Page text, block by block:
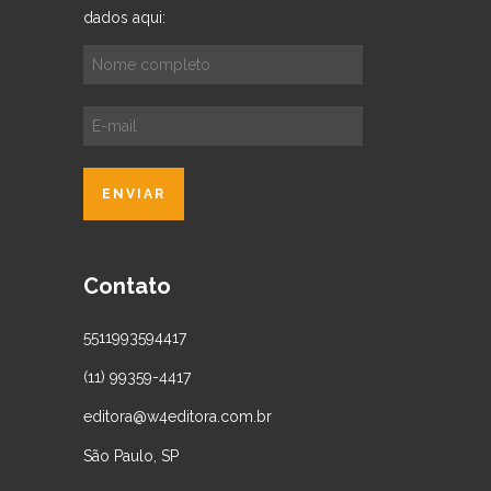
dados aqui:
Contato
5511993594417
(11) 99359-4417
editora@w4editora.com.br
São Paulo, SP